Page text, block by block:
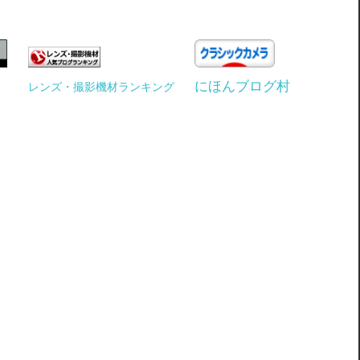
にほんブログ村
レンズ・撮影機材ランキング